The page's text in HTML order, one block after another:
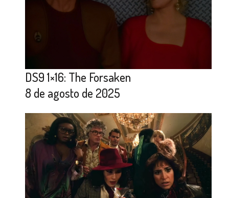
DS9 1×16: The Forsaken
8 de agosto de 2025